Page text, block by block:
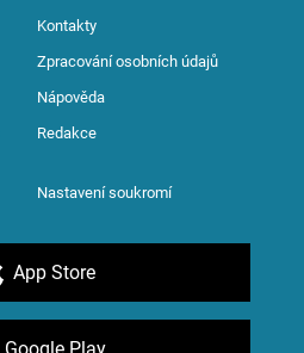
Kontakty
Zpracování osobních údajů
Nápověda
Redakce
Nastavení soukromí
App Store